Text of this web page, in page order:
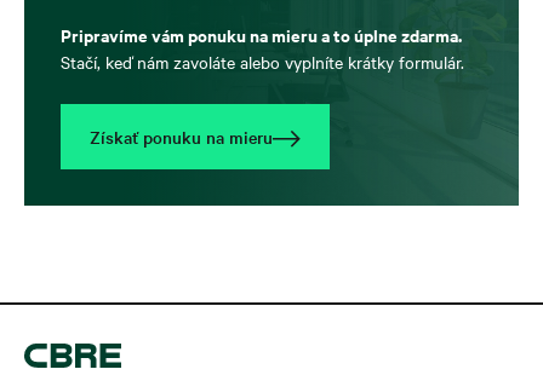
Pripravíme vám ponuku na mieru a to úplne zdarma.
Stačí, keď nám zavoláte alebo vyplníte krátky formulár.
Získať ponuku na mieru